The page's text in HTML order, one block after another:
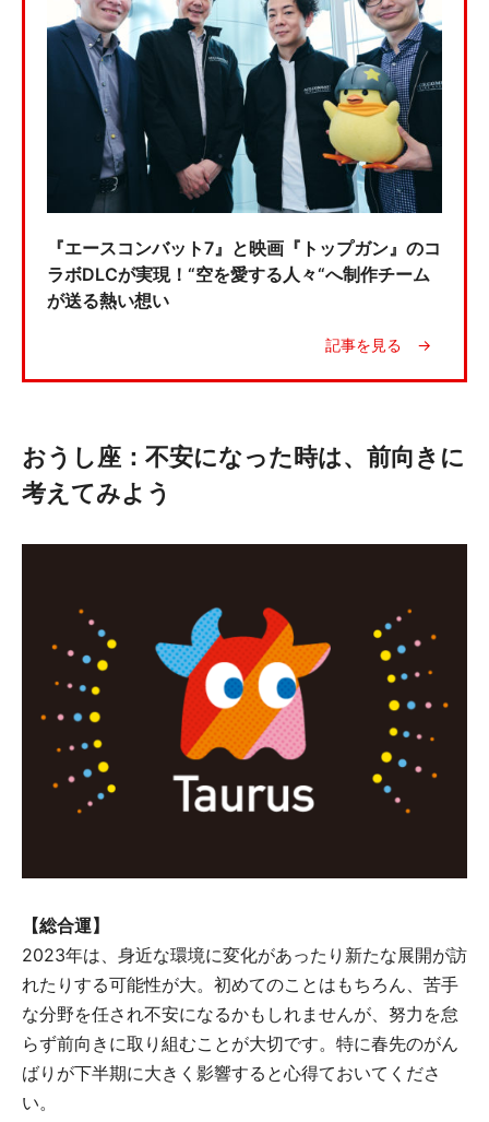
『エースコンバット7』と映画『トップガン』のコ
ラボDLCが実現！“空を愛する人々“へ制作チーム
が送る熱い想い
おうし座：不安になった時は、前向きに
考えてみよう
【総合運】
2023年は、身近な環境に変化があったり新たな展開が訪
れたりする可能性が大。初めてのことはもちろん、苦手
な分野を任され不安になるかもしれませんが、努力を怠
らず前向きに取り組むことが大切です。特に春先のがん
ばりが下半期に大きく影響すると心得ておいてくださ
い。